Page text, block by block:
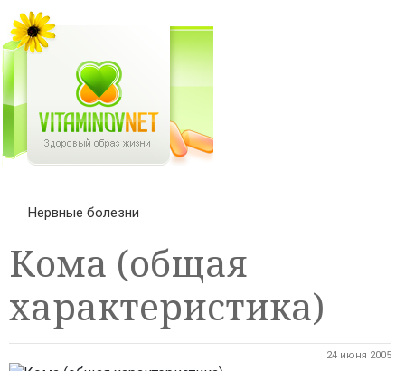
Нервные болезни
Кома (общая
характеристика)
24 июня 2005